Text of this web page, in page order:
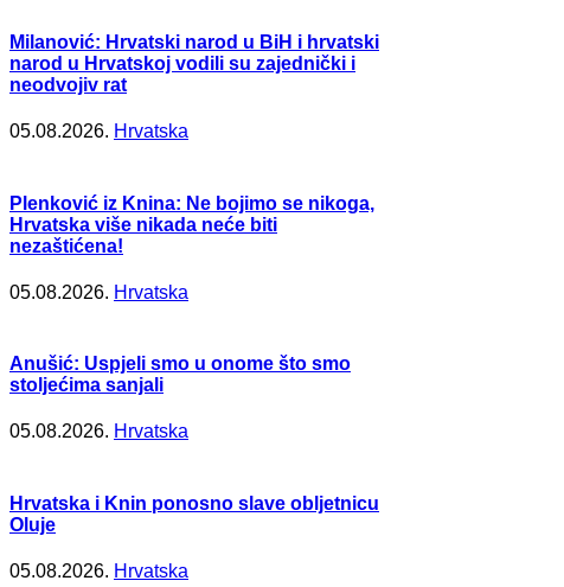
Milanović: Hrvatski narod u BiH i hrvatski
narod u Hrvatskoj vodili su zajednički i
neodvojiv rat
05.08.2026. Hrvatska
Plenković iz Knina: Ne bojimo se nikoga,
Hrvatska više nikada neće biti
nezaštićena!
05.08.2026. Hrvatska
Anušić: Uspjeli smo u onome što smo
stoljećima sanjali
05.08.2026. Hrvatska
Hrvatska i Knin ponosno slave obljetnicu
Oluje
05.08.2026. Hrvatska